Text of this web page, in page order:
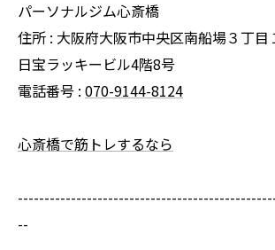
パーソナルジム心斎橋
住所 : 大阪府大阪市中央区南船場３丁目
日宝ラッキービル4階8号
電話番号 : 070-9144-8124
心斎橋で筋トレするなら
--